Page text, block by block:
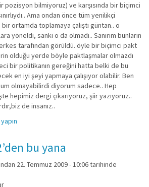
pozisyon bilmiyoruz) ve karşısında bir biçimci
Ama ondan önce tüm yenilikçi
ortamda toplamaya çalıştı güntan.. o
yöneldi, sanki o da olmadı.. Sanırım bunların
tarafından görüldü. öyle bir biçimci pakt
olduğu yerde böyle paktlaşmalar olmazdı
bir politikanın gereğini hatta belki de bu
en iyi şeyi yapmaya çalışıyor olabilir. Ben
olmayabilirdi diyorum sadece.. Hep
hepimiz dergi çıkarıyoruz, şiir yazıyoruz..
de insanız..
bu yana
22. Temmuz 2009 - 10:06 tarihinde